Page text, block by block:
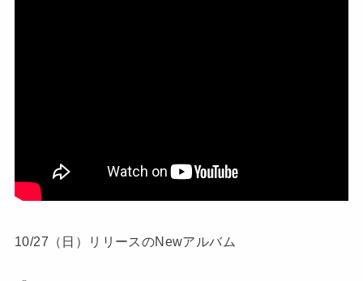
10/27（日）リリースのNewアルバム